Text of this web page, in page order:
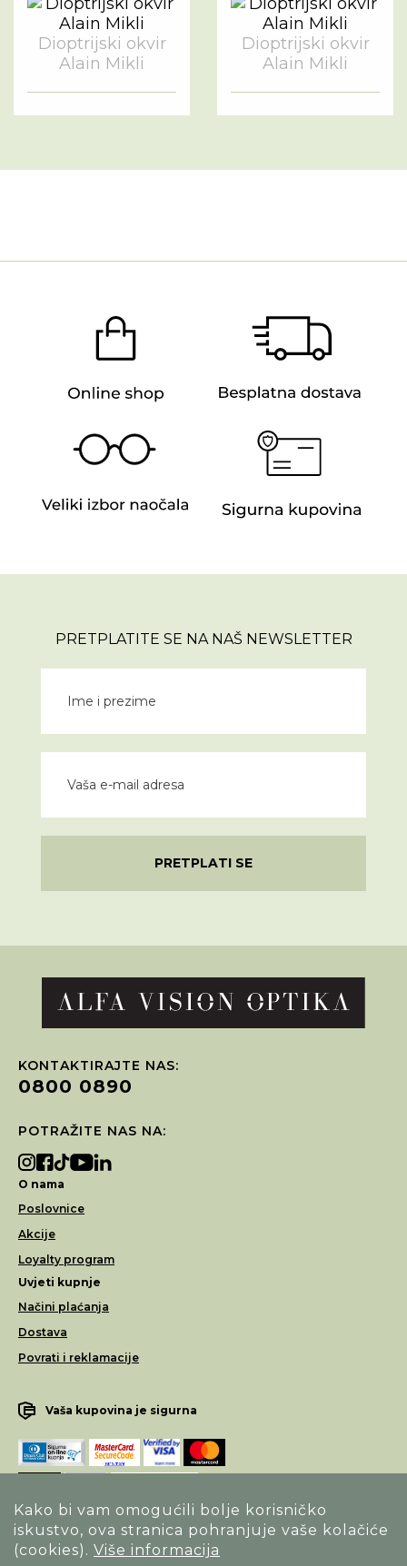
Kako bi vam omogućili bolje korisničko
iskustvo, ova stranica pohranjuje vaše kolačiće
(cookies). Više informacija
Dioptrijski okvir
Alain Mikli
Dioptrijski okvir
Alain Mikli
PRETPLATITE SE NA NAŠ NEWSLETTER
PRETPLATI SE
KONTAKTIRAJTE NAS:
0800 0890
POTRAŽITE NAS NA:
O nama
Poslovnice
Akcije
Loyalty program
Uvjeti kupnje
Načini plaćanja
Dostava
Povrati i reklamacije
Vaša kupovina je sigurna
Opći uvjeti poslovanja